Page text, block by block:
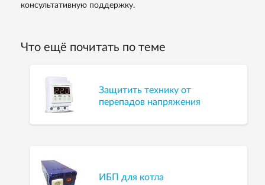
консультативную поддержку.
Что ещё почитать по теме
Защитить технику от
перепадов напряжения
ИБП для котла